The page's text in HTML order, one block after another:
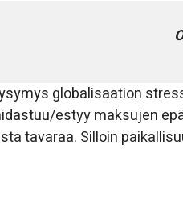
globalisaation
estyy maksujen
tavaraa. Silloin